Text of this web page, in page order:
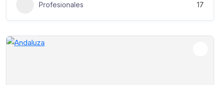
Profesionales 17